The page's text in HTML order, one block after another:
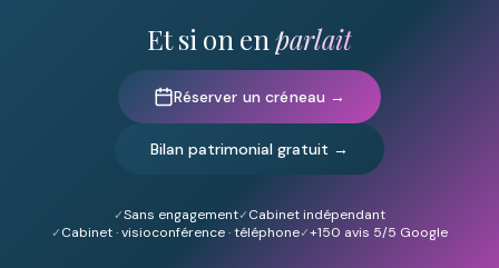
Et si on enparlait
Réserver un créneau →
Bilan patrimonial gratuit →
Sans engagement
Cabinet indépendant
Cabinet · visioconférence · téléphone +150 avis 5/5 Google